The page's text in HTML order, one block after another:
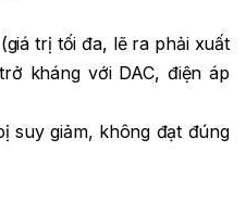
trị tối đa, lẽ ra phải xuất
kháng với DAC, điện áp
suy giảm, không đạt đúng